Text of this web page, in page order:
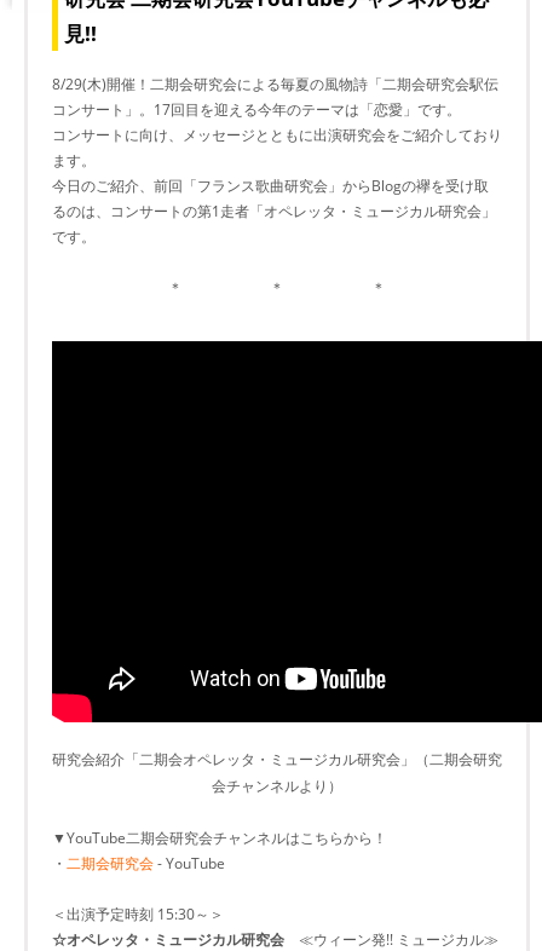
見!!
8/29(木)開催！二期会研究会による毎夏の風物詩「二期会研究会駅伝
コンサート」。17回目を迎える今年のテーマは「恋愛」です。
コンサートに向け、メッセージとともに出演研究会をご紹介しており
ます。
今日のご紹介、前回「フランス歌曲研究会」からBlogの襷を受け取
るのは、コンサートの第1走者「オペレッタ・ミュージカル研究会」
です。
＊ ＊ ＊
研究会紹介「二期会オペレッタ・ミュージカル研究会」（二期会研究
会チャンネルより）
▼YouTube二期会研究会チャンネルはこちらから！
・ 二期会研究会- YouTube
＜出演予定時刻 15:30～＞
☆オペレッタ・ミュージカル研究会 ≪ウィーン発!! ミュージカル≫